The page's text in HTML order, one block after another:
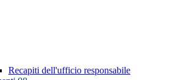
Recapiti dell'ufficio responsabile